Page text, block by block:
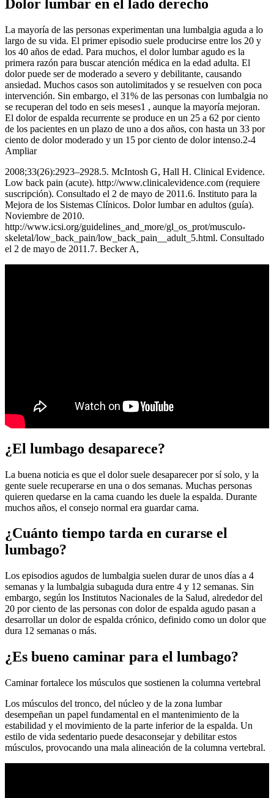
Dolor lumbar en el lado derecho
La mayoría de las personas experimentan una lumbalgia aguda a lo
largo de su vida. El primer episodio suele producirse entre los 20 y
los 40 años de edad. Para muchos, el dolor lumbar agudo es la
primera razón para buscar atención médica en la edad adulta. El
dolor puede ser de moderado a severo y debilitante, causando
ansiedad. Muchos casos son autolimitados y se resuelven con poca
intervención. Sin embargo, el 31% de las personas con lumbalgia no
se recuperan del todo en seis meses1 , aunque la mayoría mejoran.
El dolor de espalda recurrente se produce en un 25 a 62 por ciento
de los pacientes en un plazo de uno a dos años, con hasta un 33 por
ciento de dolor moderado y un 15 por ciento de dolor intenso.2-4
Ampliar
2008;33(26):2923–2928.5. McIntosh G, Hall H. Clinical Evidence.
Low back pain (acute). http://www.clinicalevidence.com (requiere
suscripción). Consultado el 2 de mayo de 2011.6. Instituto para la
Mejora de los Sistemas Clínicos. Dolor lumbar en adultos (guía).
Noviembre de 2010.
http://www.icsi.org/guidelines_and_more/gl_os_prot/musculo-
skeletal/low_back_pain/low_back_pain__adult_5.html. Consultado
el 2 de mayo de 2011.7. Becker A,
¿El lumbago desaparece?
La buena noticia es que el dolor suele desaparecer por sí solo, y la
gente suele recuperarse en una o dos semanas. Muchas personas
quieren quedarse en la cama cuando les duele la espalda. Durante
muchos años, el consejo normal era guardar cama.
¿Cuánto tiempo tarda en curarse el
lumbago?
Los episodios agudos de lumbalgia suelen durar de unos días a 4
semanas y la lumbalgia subaguda dura entre 4 y 12 semanas. Sin
embargo, según los Institutos Nacionales de la Salud, alrededor del
20 por ciento de las personas con dolor de espalda agudo pasan a
desarrollar un dolor de espalda crónico, definido como un dolor que
dura 12 semanas o más.
¿Es bueno caminar para el lumbago?
Caminar fortalece los músculos que sostienen la columna vertebral
Los músculos del tronco, del núcleo y de la zona lumbar
desempeñan un papel fundamental en el mantenimiento de la
estabilidad y el movimiento de la parte inferior de la espalda. Un
estilo de vida sedentario puede desaconsejar y debilitar estos
músculos, provocando una mala alineación de la columna vertebral.